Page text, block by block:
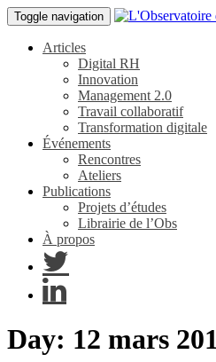
Toggle navigation
Articles
Digital RH
Innovation
Management 2.0
Travail collaboratif
Transformation digitale
Événements
Rencontres
Ateliers
Publications
Projets d’études
Librairie de l’Obs
À propos
Day: 12 mars